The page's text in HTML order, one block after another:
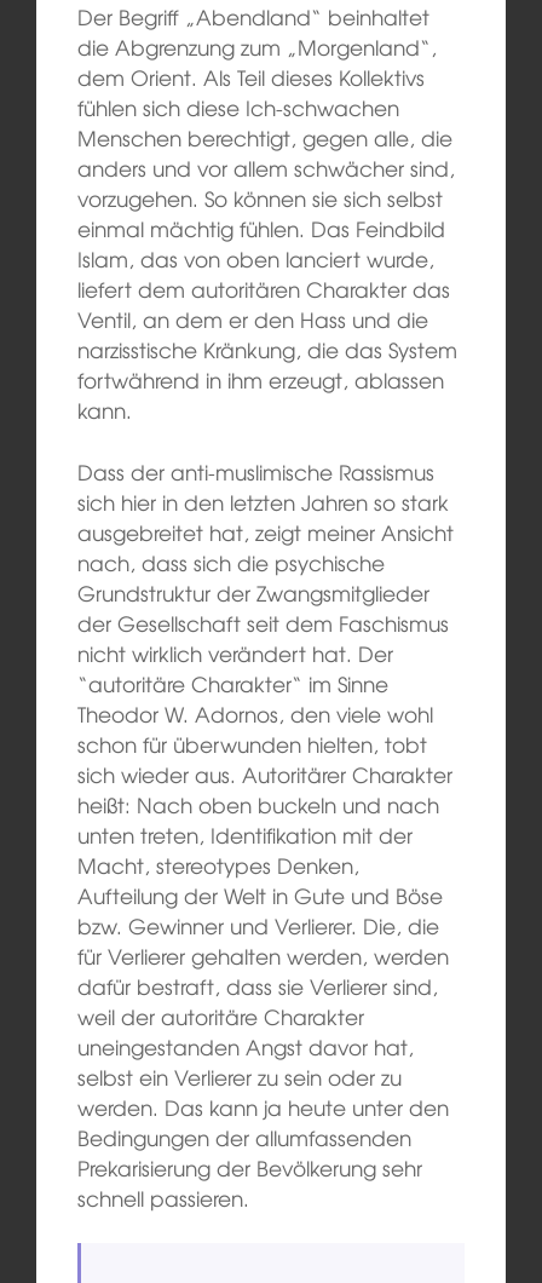
Der Begriff „Abendland“ beinhaltet
die Abgrenzung zum „Morgenland“,
dem Orient. Als Teil dieses Kollektivs
fühlen sich diese Ich-schwachen
Menschen berechtigt, gegen alle, die
anders und vor allem schwächer sind,
vorzugehen. So können sie sich selbst
einmal mächtig fühlen. Das Feindbild
Islam, das von oben lanciert wurde,
liefert dem autoritären Charakter das
Ventil, an dem er den Hass und die
narzisstische Kränkung, die das System
fortwährend in ihm erzeugt, ablassen
kann.
Dass der anti-muslimische Rassismus
sich hier in den letzten Jahren so stark
ausgebreitet hat, zeigt meiner Ansicht
nach, dass sich die psychische
Grundstruktur der Zwangsmitglieder
der Gesellschaft seit dem Faschismus
nicht wirklich verändert hat. Der
“autoritäre Charakter“ im Sinne
Theodor W. Adornos, den viele wohl
schon für überwunden hielten, tobt
sich wieder aus. Autoritärer Charakter
heißt: Nach oben buckeln und nach
unten treten, Identifikation mit der
Macht, stereotypes Denken,
Aufteilung der Welt in Gute und Böse
bzw. Gewinner und Verlierer. Die, die
für Verlierer gehalten werden, werden
dafür bestraft, dass sie Verlierer sind,
weil der autoritäre Charakter
uneingestanden Angst davor hat,
selbst ein Verlierer zu sein oder zu
werden. Das kann ja heute unter den
Bedingungen der allumfassenden
Prekarisierung der Bevölkerung sehr
schnell passieren.